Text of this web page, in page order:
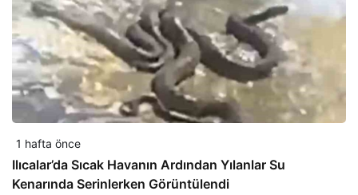
1 hafta önce
Ilıcalar’da Sıcak Havanın Ardından Yılanlar Su
Kenarında Serinlerken Görüntülendi